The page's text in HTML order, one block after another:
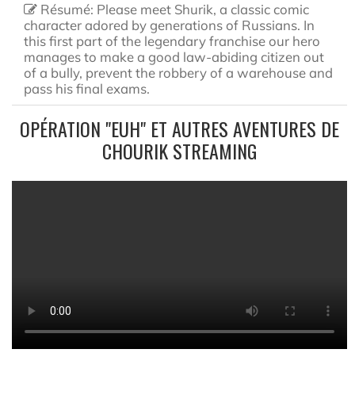
Résumé: Please meet Shurik, a classic comic
character adored by generations of Russians. In
this first part of the legendary franchise our hero
manages to make a good law-abiding citizen out
of a bully, prevent the robbery of a warehouse and
pass his final exams.
OPÉRATION "EUH" ET AUTRES AVENTURES DE
CHOURIK STREAMING